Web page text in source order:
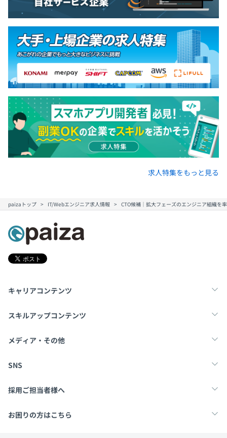
求人特集をもっと見る
paizaトップ IT/Webエンジニア求人情報 CTO候補｜拡大フェーズのエンジニア組織を
キャリアコンテンツ
転職・キャリア
スキルアップコンテンツ
学習
メディア・その他
Tech Team Journal
SNS
X
採用ご担当者様へ
採用・教育をお考えの企業様へ
お困りの方はこちら